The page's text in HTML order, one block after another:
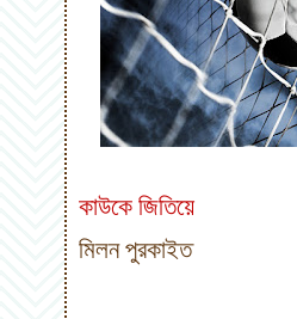
কাউকে জিতিয়ে
মিলন পুরকাইত